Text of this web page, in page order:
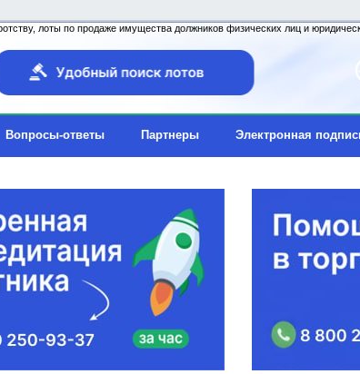
лоты по продаже имущества должников физических лиц и
Вопросы-ответы Партнеры Электронная